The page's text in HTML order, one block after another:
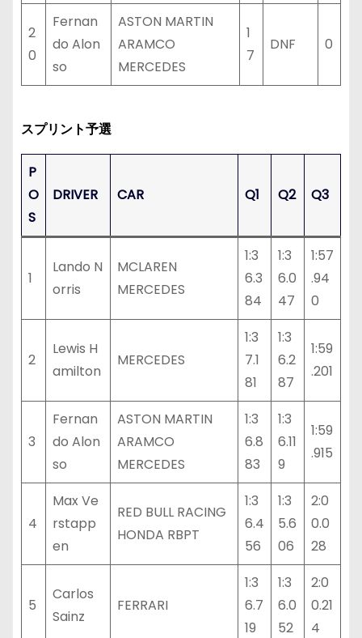
2
0
Fernan
do Alon
so
ASTON MARTIN
ARAMCO
MERCEDES
1
7
DNF 0
スプリント予選
P
O
S
DRIVER CAR Q1 Q2 Q3
1
Lando N
orris
MCLAREN
MERCEDES
1:3
6.3
84
1:3
6.0
47
1:57
.94
0
2
Lewis H
amilton
MERCEDES
1:3
7.1
81
1:3
6.2
87
1:59
.201
3
Fernan
do Alon
so
ASTON MARTIN
ARAMCO
MERCEDES
1:3
6.8
83
1:3
6.11
9
1:59
.915
4
Max Ve
rstapp
en
RED BULL RACING
HONDA RBPT
1:3
6.4
56
1:3
5.6
06
2:0
0.0
28
5
Carlos
Sainz
FERRARI
1:3
6.7
19
1:3
6.0
52
2:0
0.21
4